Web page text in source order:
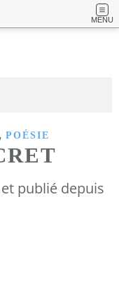
MENU
, POÉSIE
publié depuis